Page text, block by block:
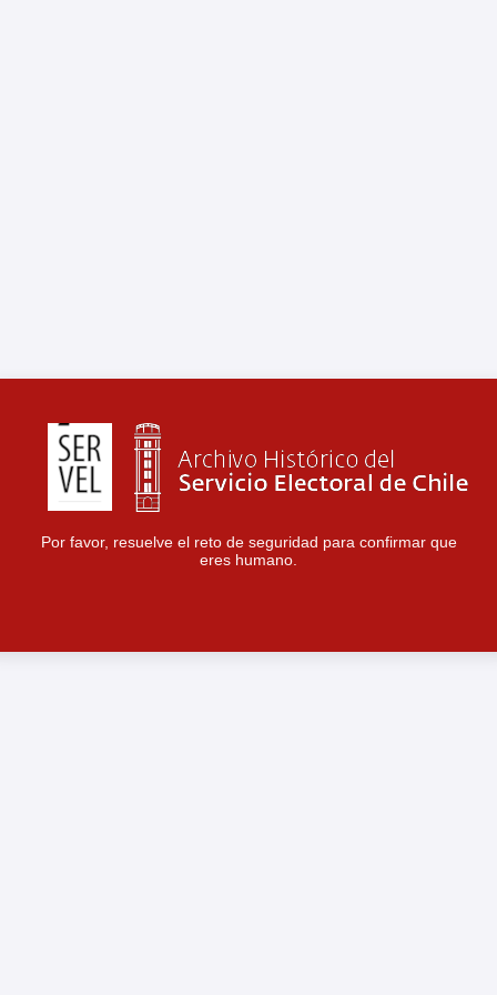
Por favor, resuelve el reto de seguridad para confirmar que
eres humano.